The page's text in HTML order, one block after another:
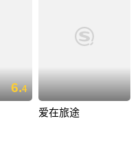
6.4
爱在旅途